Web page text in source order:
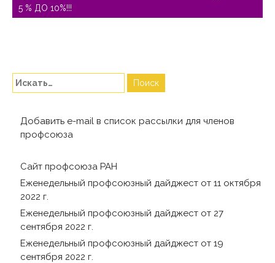
5 % ДО 10%!!!
Добавить e-mail в список рассылки для членов
профсоюза
Сайт профсоюза РАН
Еженедельный профсоюзный дайджест от 11 октября
2022 г.
Еженедельный профсоюзный дайджест от 27
сентября 2022 г.
Еженедельный профсоюзный дайджест от 19
сентября 2022 г.